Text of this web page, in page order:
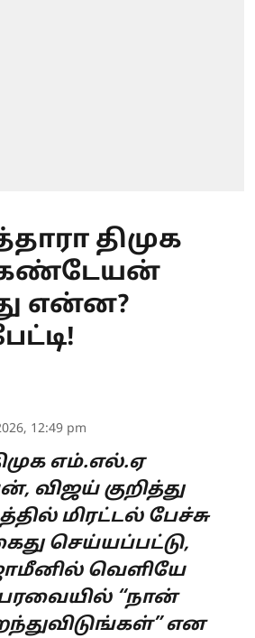
திமுக
என்ன?
12:49 pm
எம்.எல்.ஏ
விஜய் குறித்து
மிரட்டல் பேச்சு
செய்யப்பட்டு,
வெளியே
“நான்
என